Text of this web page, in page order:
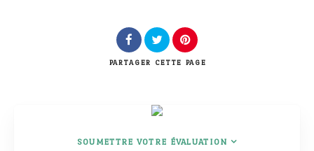
PARTAGER CETTE PAGE
SOUMETTRE VOTRE ÉVALUATION